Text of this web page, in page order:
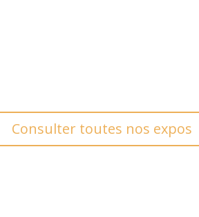
Consulter toutes nos expos